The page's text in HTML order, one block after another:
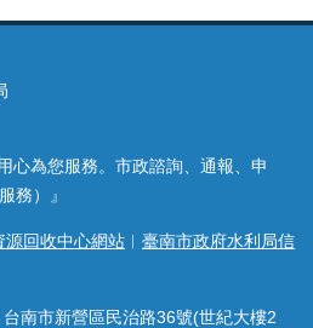
心為您服務。市政諮詢、通報、申
務）』
源回收中心網站 ︱ 臺南市政府水利局信
南市新營區民治路36號(世紀大樓2